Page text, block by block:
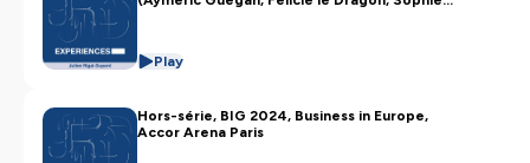
Play
Hors-série, BIG 2024, Business in Europe,
Accor Arena Paris